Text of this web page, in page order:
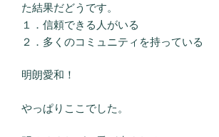
た結果だどうです。
１．信頼できる人がいる
２．多くのコミュニティを持っている
明朗愛和！
やっぱりここでした。